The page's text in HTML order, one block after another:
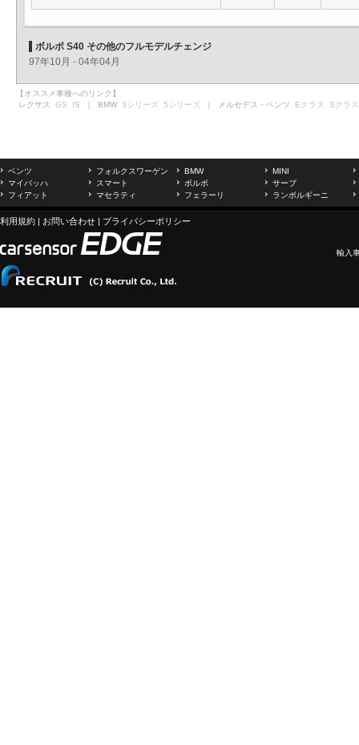
ボルボ S40 その他のフルモデルチェンジ
97年10月 - 04年04月
【オススメ車種へのリンク】
レクサス GS IS ｜ BMW 3シリーズ 5シリーズ ｜ メルセデス・ベンツ Eクラス Sクラス
ベンツ フォルクスワーゲン BMW
MINI
マイバッハ
スマート ボルボ
サーブ
フィアット
マセラティ フェラーリ ランボルギーニ
利用規約 | お問い合わせ | プライバシーポリシー
輸入